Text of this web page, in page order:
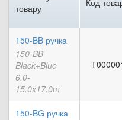
товару
Код
150-BB ручка
150-BB
Black+Blue
6.0-
15.0x17.0m
150-BG ручка